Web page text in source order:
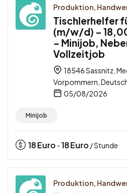
Produktion,
Tischlerhelfer
(m/w/d) –
– Minijob,
Vollzeitjob
18546 Sassnitz,
Vorpommern,
05/08/2026
Minijob
18Euro -18Euro / Stunde
Produktion,